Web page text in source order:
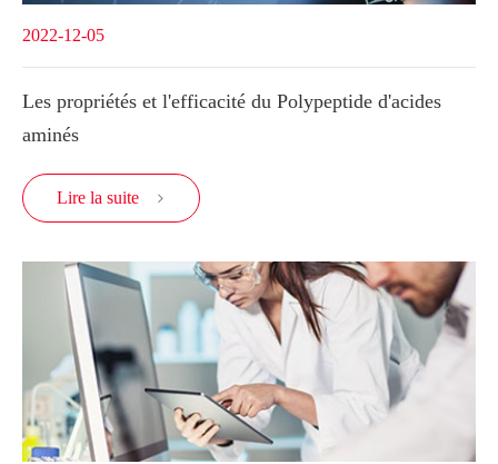
2022-12-05
Les propriétés et l'efficacité du Polypeptide d'acides
aminés
Lire la suite 